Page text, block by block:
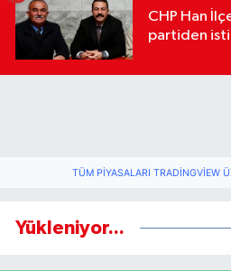
CHP Han
partiden
TÜM PIYASALARI TRADINGVIEW
Yükleniyor...